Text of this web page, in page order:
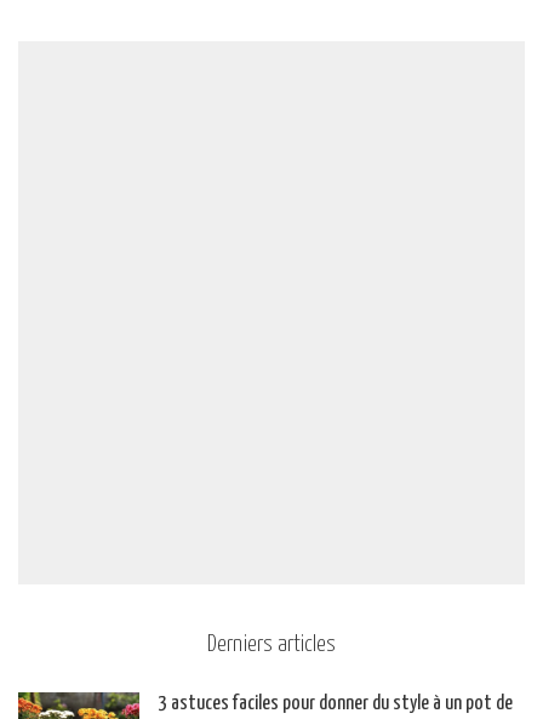
Derniers articles
3 astuces faciles pour donner du style à un pot de